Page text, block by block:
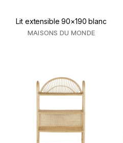
Lit extensible 90×190 blanc
MAISONS DU MONDE